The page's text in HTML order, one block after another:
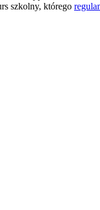
szkolny, którego